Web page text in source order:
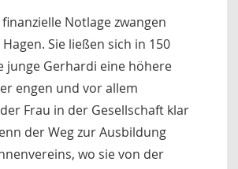
Notlage zwangen
Sie ließen sich in 150
junge Gerhardi eine höhere
engen und vor allem
Frau in der Gesellschaft klar
der Weg zur Ausbildung
wo sie von der